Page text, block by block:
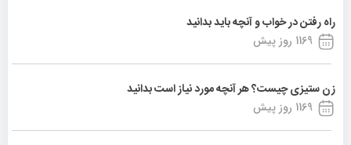
راه رفتن در خواب و آنچه باید بدانید
1169 روز پیش
زن ستیزی چیست؟ هر آنچه مورد نیاز است بدانید
1169 روز پیش